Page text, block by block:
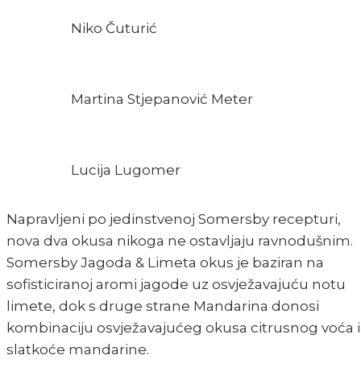
Niko Čuturić
Martina Stjepanović Meter
Lucija Lugomer
Napravljeni po jedinstvenoj Somersby recepturi,
nova dva okusa nikoga ne ostavljaju ravnodušnim.
Somersby Jagoda & Limeta okus je baziran na
sofisticiranoj aromi jagode uz osvježavajuću notu
limete, dok s druge strane Mandarina donosi
kombinaciju osvježavajućeg okusa citrusnog voća i
slatkoće mandarine.